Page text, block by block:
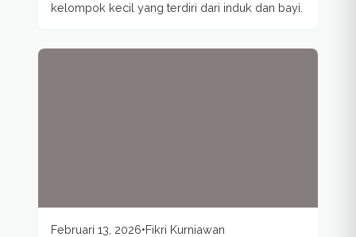
kelompok kecil yang terdiri dari induk dan bayi.
Februari 13, 2026•Fikri Kurniawan